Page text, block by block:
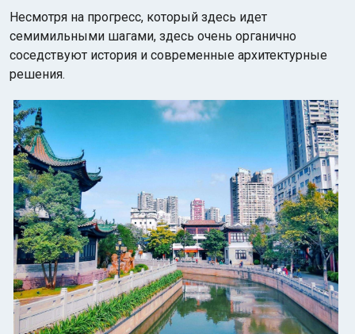
Несмотря на прогресс, который здесь идет
семимильными шагами, здесь очень органично
соседствуют история и современные архитектурные
решения.